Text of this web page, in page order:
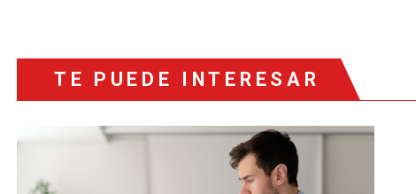
TE PUEDE INTERESAR